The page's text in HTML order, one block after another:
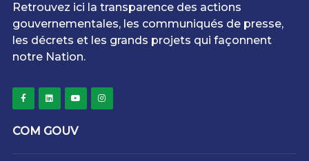
Retrouvez ici la transparence des actions
gouvernementales, les communiqués de presse,
les décrets et les grands projets qui façonnent
notre Nation.
COM GOUV